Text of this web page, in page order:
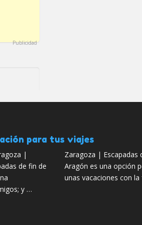
Publicidad
para tus viajes
Zaragoza | Escapadas
Aragón es una opción
unas vacaciones con
y …